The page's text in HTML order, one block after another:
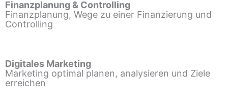
Finanzplanung & Controlling
Finanzplanung, Wege zu einer Finanzierung und
Controlling
Digitales Marketing
Marketing optimal planen, analysieren und Ziele
erreichen